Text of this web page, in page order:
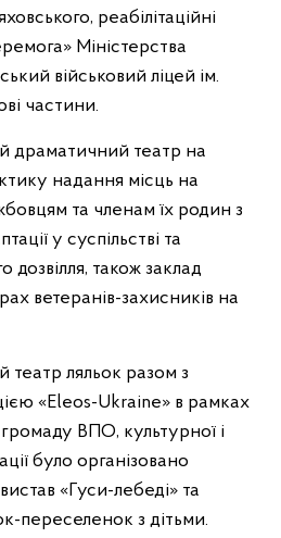
реабілітаційні
Міністерства
військовий ліцей ім.
частини.
драматичний театр на
надання місць на
та членам їх родин з
у суспільстві та
також заклад
ветеранів-захисників на
театр ляльок разом з
«Eleos-Ukraine» в рамках
громаду ВПО, культурної і
було організовано
«Гуси-лебеді» та
переселенок з дітьми.